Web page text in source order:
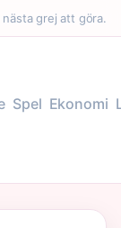
grej att göra.
Spel Ekonomi